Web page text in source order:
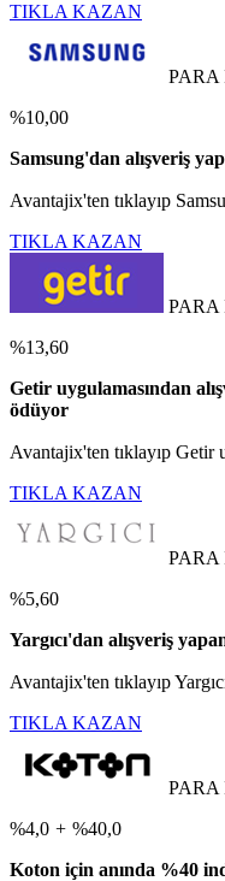
TIKLA KAZAN
PARA
%10,00
Samsung'dan alışveriş
Avantajix'ten tıklayıp
TIKLA KAZAN
PARA
%13,60
Getir uygulamasından
ödüyor
Avantajix'ten tıklayıp Getir
TIKLA KAZAN
PARA
%5,60
Yargıcı'dan alışveriş
Avantajix'ten tıklayıp
TIKLA KAZAN
PARA
%4,0 + %40,0
Koton için anında %40